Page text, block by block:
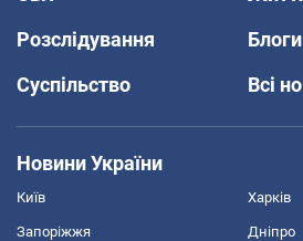
Розслідування
Блоги
Суспільство
Всі
Новини України
Київ Харків
Запоріжжя Дніпро